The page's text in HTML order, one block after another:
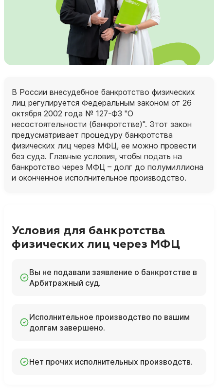
В России внесудебное банкротство физических
лиц регулируется Федеральным законом от 26
октября 2002 года № 127-ФЗ "О
несостоятельности (банкротстве)". Этот закон
предусматривает процедуру банкротства
физических лиц через МФЦ, ее можно провести
без суда. Главные условия, чтобы подать на
банкротство через МФЦ – долг до полумиллиона
и оконченное исполнительное производство.
Условия для банкротства
физических лиц через МФЦ
Вы не подавали заявление о банкротстве в
Арбитражный суд.
Исполнительное производство по вашим
долгам завершено.
Нет прочих исполнительных производств.